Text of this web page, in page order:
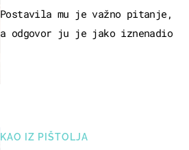
KAO IZ PIŠTOLJA
Postavila mu je važno pitanje,
a odgovor ju je jako iznenadio